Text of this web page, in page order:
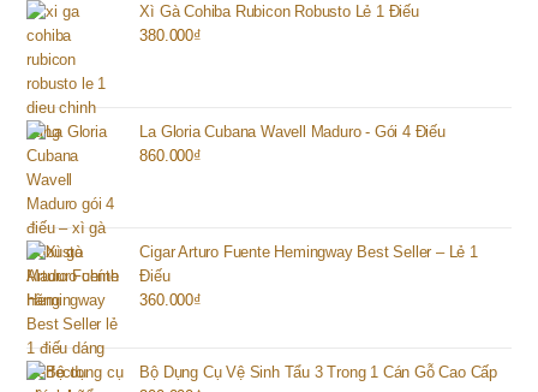
Xì Gà Cohiba Rubicon Robusto Lẻ 1 Điếu
380.000₫
La Gloria Cubana Wavell Maduro - Gói 4 Điếu
860.000₫
Cigar Arturo Fuente Hemingway Best Seller – Lẻ 1
Điếu
360.000₫
Bộ Dụng Cụ Vệ Sinh Tẩu 3 Trong 1 Cán Gỗ Cao Cấp